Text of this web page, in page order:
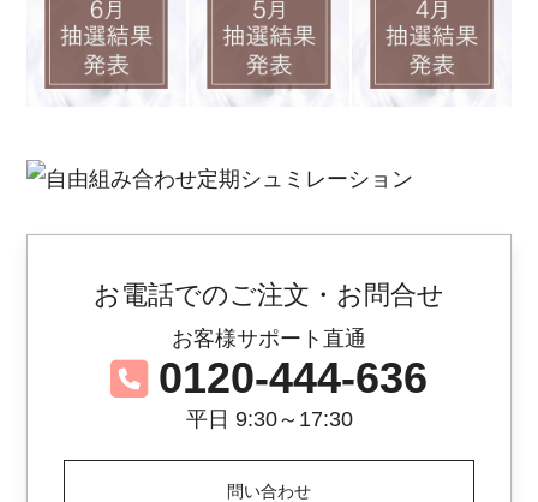
お電話でのご注文・お問合せ
お客様サポート直通
0120-444-636
平日 9:30～17:30
問い合わせ